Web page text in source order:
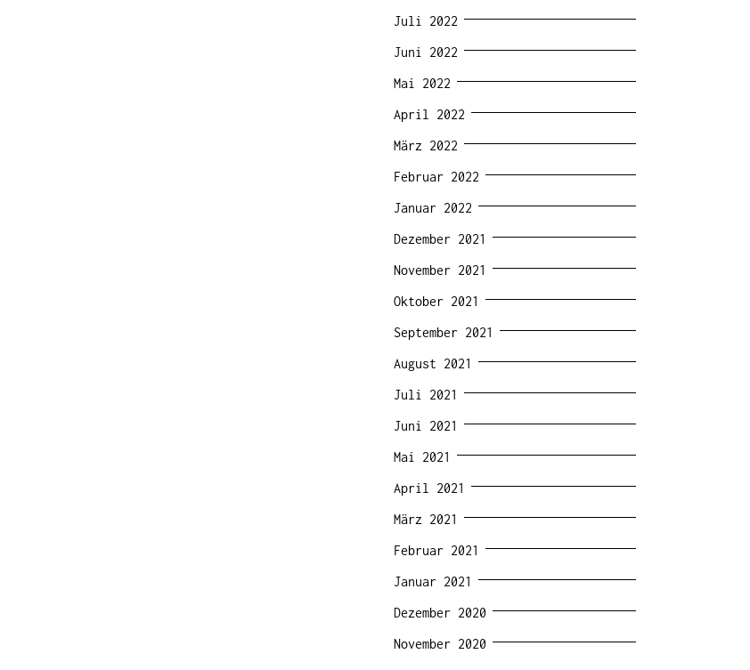
Juli 2022
Juni 2022
Mai 2022
April 2022
März 2022
Februar 2022
Januar 2022
Dezember 2021
November 2021
Oktober 2021
September 2021
August 2021
Juli 2021
Juni 2021
Mai 2021
April 2021
März 2021
Februar 2021
Januar 2021
Dezember 2020
November 2020